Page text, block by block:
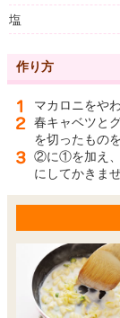
塩
作り方
マカロニをや
春キャベツと
を切ったもの
②に①を加え、
にしてかきま